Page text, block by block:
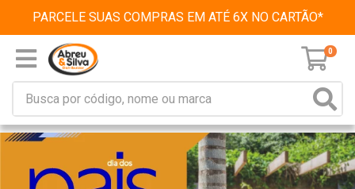
PARCELE SUAS COMPRAS EM ATÉ 6X NO CARTÃO*
0